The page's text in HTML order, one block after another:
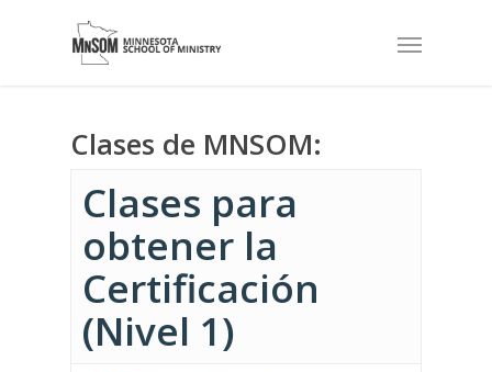
Clases de MNSOM:
Clases para
obtener la
Certificación
(Nivel 1)